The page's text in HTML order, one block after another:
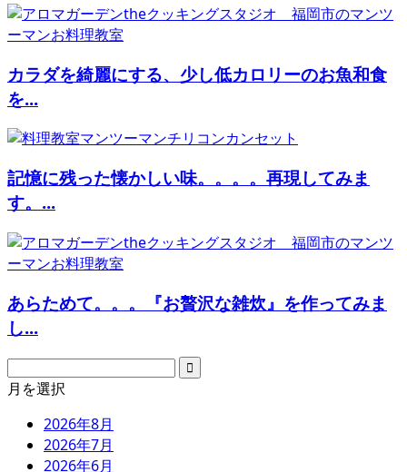
カラダを綺麗にする、少し低カロリーのお魚和食
を...
記憶に残った懐かしい味。。。。再現してみま
す。...
あらためて。。。『お贅沢な雑炊』を作ってみま
し...
月を選択
2026年8月
2026年7月
2026年6月